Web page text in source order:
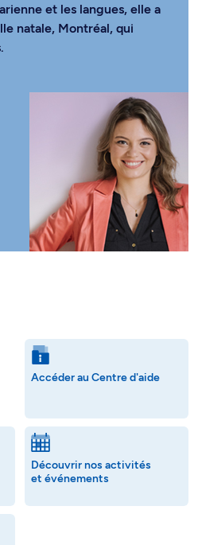
et les langues, elle a
natale, Montréal, qui
Accéder au Centre d'aide
Découvrir nos activités
et événements